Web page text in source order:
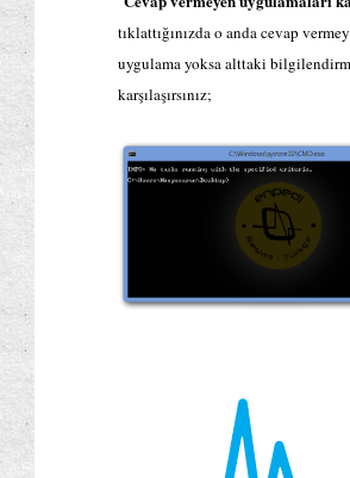
tıklattığınızda o anda cevap
uygulama yoksa alttaki
karşılaşırsınız;